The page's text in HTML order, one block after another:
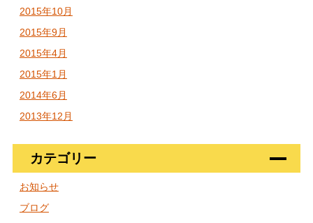
2015年10月
2015年9月
2015年4月
2015年1月
2014年6月
2013年12月
カテゴリー
お知らせ
ブログ